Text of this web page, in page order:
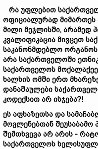
რა უფლებით
ოფიციალურად მიმართეს
მილი მეჯლისში, არამედ
კვალიფიკაცია მივცეთ
საკანონმდებლო ორგანოს
არა საქართველოში
საქართველოს
ხალხის ომში ერთ
დანაშაულები
კოდექსით არ ისჯება?!
ეს აფხაზეთსა და
მოვლენებთან შეუსაბამო
შემთხვევა არ არის -
საქართველოს